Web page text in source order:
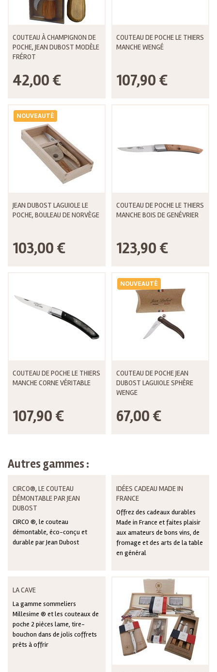
COUTEAU À CHAMPIGNON DE
POCHE, JEAN DUBOST MODÈLE
FRÉROT
42,00 €
COUTEAU DE POCHE LE THIERS
MANCHE WENGÉ
107,90 €
NOUVEAUTÉ
JEAN DUBOST LAGUIOLE LE
POCHE, BOULEAU DE NORVÈGE
103,00 €
COUTEAU DE POCHE LE THIERS
MANCHE BOIS DE GENÉVRIER
123,90 €
COUTEAU DE POCHE LE THIERS
MANCHE CORNE VÉRITABLE
107,90 €
NOUVEAUTÉ
COUTEAU DE POCHE JEAN
DUBOST LAGUIOLE SPHÈRE
WENGE
67,00 €
Autres gammes :
CIRCO®, LE COUTEAU
DÉMONTABLE PAR JEAN
DUBOST
CIRCO ®, le couteau
démontable, éco-conçu et
durable par Jean Dubost
IDÉES CADEAU MADE IN
FRANCE
Offrez des cadeaux durables
Made in France et faites plaisir
aux amateurs de bons vins, de
fromage et des arts de la table
en général
LA CAVE
La gamme sommeliers
Millesime ® et les couteaux de
poche 2 pièces lame, tire-
bouchon dans de jolis coffrets
prêts à offrir